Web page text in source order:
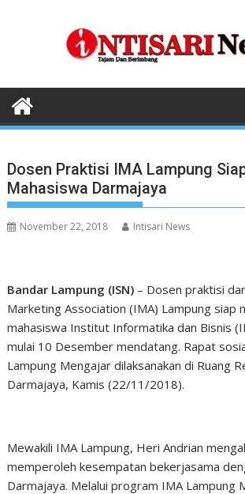
Dosen Praktisi IMA Lampung
Mahasiswa Darmajaya
November 22, 2018 Intisari News
Bandar Lampung (ISN) – Dosen praktisi
Marketing Association (IMA) Lampung siap
mahasiswa Institut Informatika dan Bisnis
mulai 10 Desember mendatang. Rapat
Lampung Mengajar dilaksanakan di Ruang
Darmajaya, Kamis (22/11/2018).
Mewakili IMA Lampung, Heri Andrian
memperoleh kesempatan bekerjasama
Darmajaya. Melalui program IMA Lampung